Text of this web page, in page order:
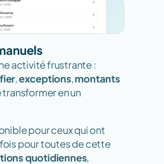
activité frustrante :
, exceptions, montants
transformer en un
pour toutes de cette
quotidiennes,